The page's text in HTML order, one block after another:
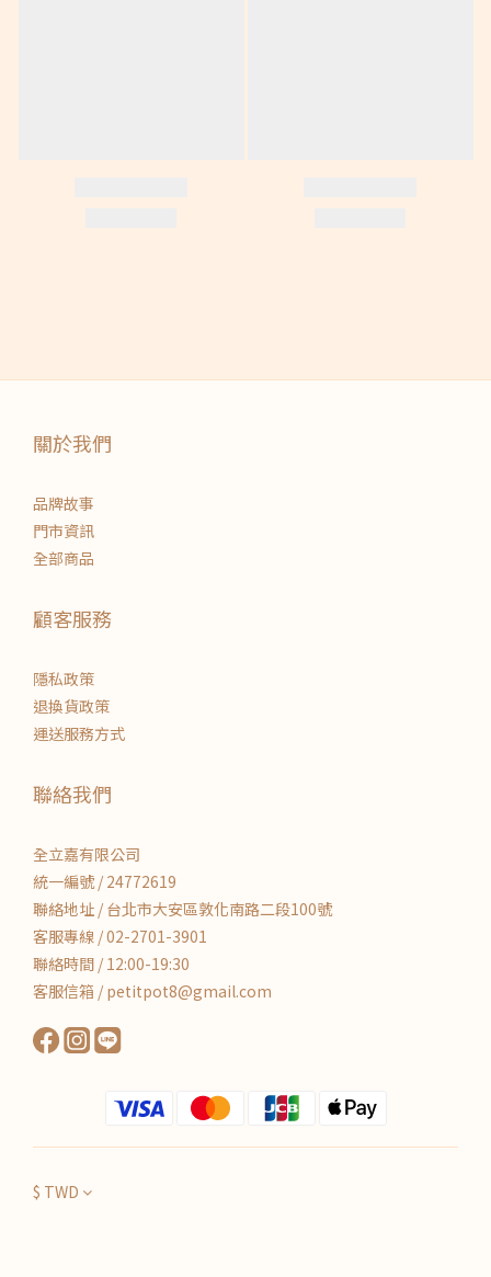
關於我們
品牌故事
門市資訊
全部商品
顧客服務
隱私政策
退換貨政策
運送服務方式
聯絡我們
全立嘉有限公司
統一編號 / 24772619
聯絡地址 / 台北市大安區敦化南路二段100號
客服專線 / 02-2701-3901
聯絡時間 / 12:00-19:30
客服信箱 / petitpot8@gmail.com
$ TWD